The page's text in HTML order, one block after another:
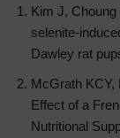
Kim J,
selenite-
Dawley rat
McGrath KCY,
Effect of a
Nutritional